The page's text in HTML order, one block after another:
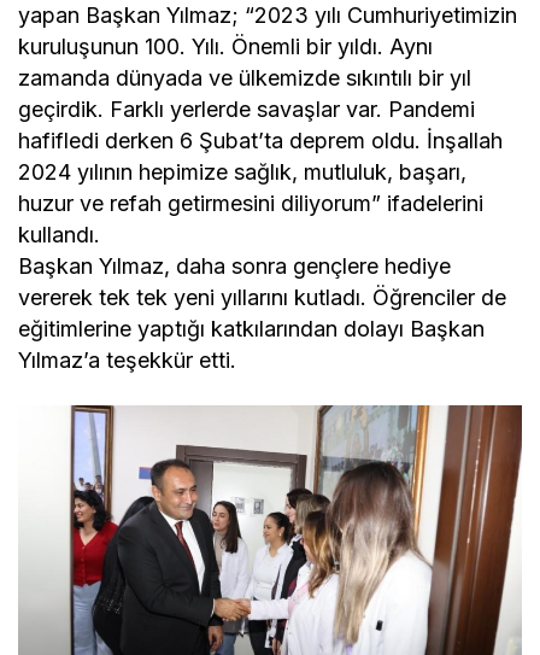
yapan Başkan Yılmaz; “2023 yılı Cumhuriyetimizin
kuruluşunun 100. Yılı. Önemli bir yıldı. Aynı
zamanda dünyada ve ülkemizde sıkıntılı bir yıl
geçirdik. Farklı yerlerde savaşlar var. Pandemi
hafifledi derken 6 Şubat’ta deprem oldu. İnşallah
2024 yılının hepimize sağlık, mutluluk, başarı,
huzur ve refah getirmesini diliyorum” ifadelerini
kullandı.
Başkan Yılmaz, daha sonra gençlere hediye
vererek tek tek yeni yıllarını kutladı. Öğrenciler de
eğitimlerine yaptığı katkılarından dolayı Başkan
Yılmaz’a teşekkür etti.